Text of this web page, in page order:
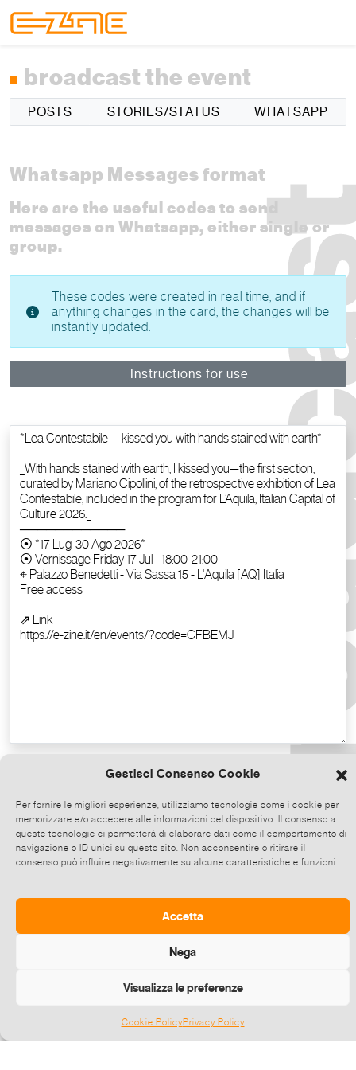
Gestisci Consenso Cookie
Per fornire le migliori esperienze, utilizziamo tecnologie come i cookie per
memorizzare e/o accedere alle informazioni del dispositivo. Il consenso a
queste tecnologie ci permetterà di elaborare dati come il comportamento di
navigazione o ID unici su questo sito. Non acconsentire o ritirare il
consenso può influire negativamente su alcune caratteristiche e funzioni.
Accetta
Nega
Visualizza le preferenze
Cookie PolicyPrivacy Policy
broadcast the event
POSTS STORIES/STATUS WHATSAPP
Whatsapp Messages format
Here are the useful codes to send
messages on Whatsapp, either single or
group.
These codes were created in real time, and if
anything changes in the card, the changes will be
instantly updated.
Instructions for use
Copy the text
Share on Whatsapp, click and then
choose up to 5 contacts at a time to share
this event.
Send